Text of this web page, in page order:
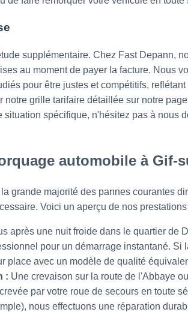
supplémentaire. Chez Fast Depann,
au moment de payer la facture. Nous
pour être justes et compétitifs,
grille tarifaire détaillée sur notre
spécifique, n'hésitez pas à nous
automobile à Gif-
grande majorité des pannes courantes
Voici un aperçu de nos
après une nuit froide dans le quartier de
pour un démarrage instantané. Si
place avec un modèle de qualité
: Une crevaison sur la route de l'Abbaye
par votre roue de secours en toute
nous effectuons une réparation